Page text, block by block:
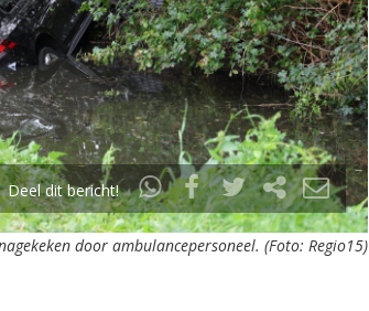
Deel dit bericht!
door ambulancepersoneel. (Foto: Regio15)